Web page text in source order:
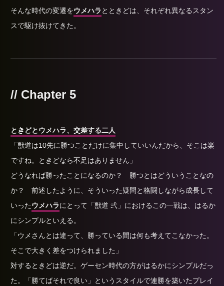
そんな時代の変遷をウメハラ とときどは、それぞれ異なるスタン
スで駆け抜けてきた。
// Chapter 5
ときどとウメハラ、交差する二人
「獣道は10先に勝つことだけに集中していいんだから、そこは楽
ですね。ときどなら不足はありません」
どうなれば勝ったことになるのか？ 勝つとはどういうことなの
か？ 前述したように、そういった疑問と格闘しながら成長して
いったウメハラにとって「獣道 弐」におけるこの一戦は、はるか
にシンプルといえる。
「ウメさんとは違って、勝っている間は何も考えてこなかった。
そこで大きく差をつけられました」
対するときどは逆だ。ゲーセン時代の方がはるかにシンプルだっ
た。「勝てばそれで良い」というスタイルで連勝を築いたプレイ